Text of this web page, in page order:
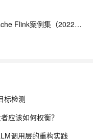
【藏经阁一起读（27）】本周推荐《Apache Flink案例集（2022版）》，你有哪些心得？
标检测
应该如何权衡？
调用层的重构实践